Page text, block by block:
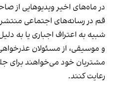
در ماه‌های اخیر ویدیوهایی از
قم در رسانه‌های اجتماعی
شبیه به اعتراف اجباری یا به
و موسیقی، از مسئولان عذرخواهی
مشتریان خود می‌خواهند برای
رعایت کنند.